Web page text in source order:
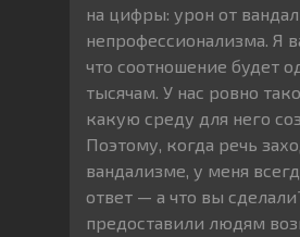
на цифры: урон от
непрофессионализма. Я
что соотношение будет
тысячам. У нас ровно
какую среду для него
Поэтому, когда речь
вандализме, у меня
ответ — а что вы
предоставили людям